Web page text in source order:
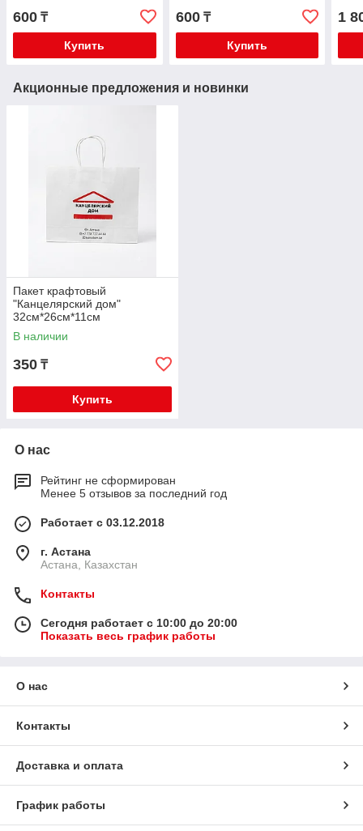
600 ₸
Купить
600₸
Купить
1
Акционные предложения и новинки
Пакет крафтовый
"Канцелярский дом"
32см*26см*11см
В наличии
350 ₸
Купить
О нас
Рейтинг не сформирован
Менее 5 отзывов за последний год
Работает с 03.12.2018
г. Астана
Астана, Казахстан
Контакты
Сегодня работает с 10:00 до 20:00
Показать весь график работы
О нас
Контакты
Доставка и оплата
График работы